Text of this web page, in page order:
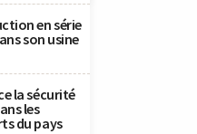
en série
son usine
la sécurité
les
du pays